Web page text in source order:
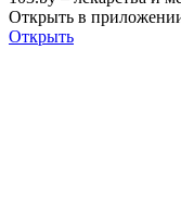
Открыть в
Открыть